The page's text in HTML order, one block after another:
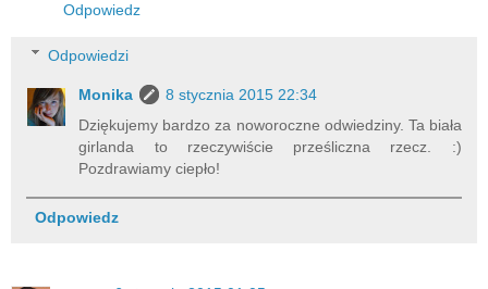
Odpowiedz
Odpowiedzi
Monika
8 stycznia 2015 22:34
Dziękujemy bardzo za noworoczne odwiedziny. Ta biała
girlanda to rzeczywiście prześliczna rzecz. :)
Pozdrawiamy ciepło!
Odpowiedz